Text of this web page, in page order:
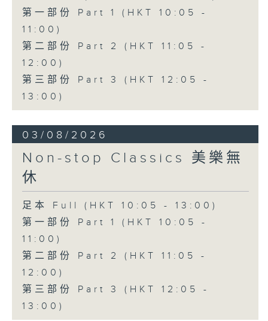
第一部份 Part 1 (HKT 10:05 -
11:00)
第二部份 Part 2 (HKT 11:05 -
12:00)
第三部份 Part 3 (HKT 12:05 -
13:00)
03/08/2026
Non-stop Classics 美樂無
休
足本 Full (HKT 10:05 - 13:00)
第一部份 Part 1 (HKT 10:05 -
11:00)
第二部份 Part 2 (HKT 11:05 -
12:00)
第三部份 Part 3 (HKT 12:05 -
13:00)